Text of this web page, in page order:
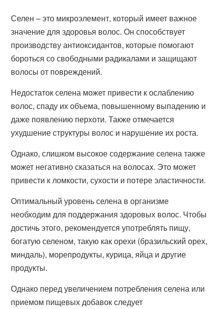
Селен – это микроэлемент, который имеет важное
значение для здоровья волос. Он способствует
производству антиоксидантов, которые помогают
бороться со свободными радикалами и защищают
волосы от повреждений.
Недостаток селена может привести к ослаблению
волос, спаду их объема, повышенному выпадению и
даже появлению перхоти. Также отмечается
ухудшение структуры волос и нарушение их роста.
Однако, слишком высокое содержание селена также
может негативно сказаться на волосах. Это может
привести к ломкости, сухости и потере эластичности.
Оптимальный уровень селена в организме
необходим для поддержания здоровых волос. Чтобы
достичь этого, рекомендуется употреблять пищу,
богатую селеном, такую как орехи (бразильский орех,
миндаль), морепродукты, курица, яйца и другие
продукты.
Однако перед увеличением потребления селена или
приемом пищевых добавок следует